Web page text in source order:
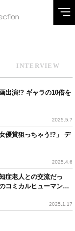
INTERVIEW
出演!? ギャラの10倍を
2025.5.7
優賞狙っちゃう!?」 デ
2025.4.6
症老人との交流だっ
コミカルヒューマンド
2025.1.17